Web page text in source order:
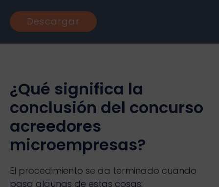
Descargar
¿Qué significa la
conclusión del concurso
acreedores
microempresas?
El procedimiento se da terminado cuando
pasa algunas de estas cosas: